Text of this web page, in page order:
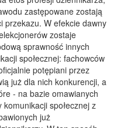
zastępowane zostają
przekazu. W efekcie dawny
zostaje
sprawność innych
społecznej: fachowców
potępiani przez
już dla nich konkurencji, a
- na bazie omawianych
społecznej z
już